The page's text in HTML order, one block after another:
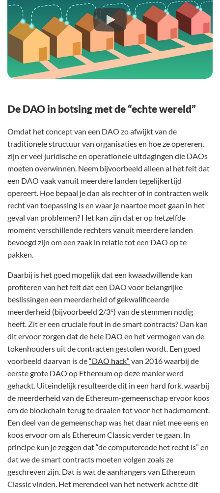
De DAO in botsing met de “echte wereld”
Omdat het concept van een DAO zo afwijkt van de
traditionele structuur van organisaties en hoe ze opereren,
zijn er veel juridische en operationele uitdagingen die DAOs
moeten overwinnen. Neem bijvoorbeeld alleen al het feit dat
een DAO vaak vanuit meerdere landen tegelijkertijd
opereert. Hoe bepaal je dan als rechter of in contracten welk
recht van toepassing is en waar je naartoe moet gaan in het
geval van problemen? Het kan zijn dat er op hetzelfde
moment verschillende rechters vanuit meerdere landen
bevoegd zijn om een zaak in relatie tot een DAO op te
pakken.
Daarbij is het goed mogelijk dat een kwaadwillende kan
profiteren van het feit dat een DAO voor belangrijke
beslissingen een meerderheid of gekwalificeerde
meerderheid (bijvoorbeeld 2/3e) van de stemmen nodig
heeft. Zit er een cruciale fout in de smart contracts? Dan kan
dit ervoor zorgen dat de hele DAO en het vermogen van de
tokenhouders uit de contracten gestolen wordt. Een goed
voorbeeld daarvan is de“DAO hack” van 2016 waarbij de
eerste grote DAO op Ethereum op deze manier werd
gehackt. Uiteindelijk resulteerde dit in een hard fork, waarbij
de meerderheid van de Ethereum-gemeenschap ervoor koos
om de blockchain terug te draaien tot voor het hackmoment.
Een deel van de gemeenschap was het daar niet mee eens en
koos ervoor om als Ethereum Classic verder te gaan. In
principe kun je zeggen dat “de computercode het recht is” en
dat we de smart contracts moeten volgen zoals ze
geschreven zijn. Dat is wat de aanhangers van Ethereum
Classic vinden. Het merendeel van het netwerk achtte dit